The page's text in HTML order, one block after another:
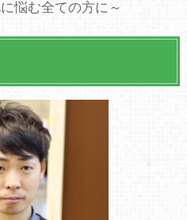
悩む全ての方に～